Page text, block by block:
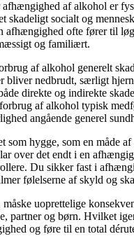
af alkohol er
skadeligt socialt og
afhængighed ofte fører til
og familiært.
af alkohol generelt
bliver nedbrudt, særligt
direkte og indirekte
af alkohol typisk
angående generel
som hygge, som en måde
over det endt i en
Du sikker fast i
følelserne af skyld og
uoprettelige
partner og børn. Hvilket
og føre til en total